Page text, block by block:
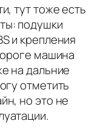
тут тоже есть
подушки
и крепления
машина
на дальние
отметить
но это не